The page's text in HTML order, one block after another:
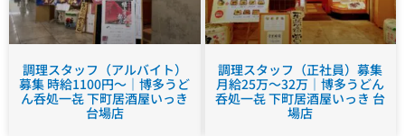
調理スタッフ（アルバイト）
募集 時給1100円～｜博多うど
ん呑処一㐂 下町居酒屋いっき
台場店
調理スタッフ（正社員）募集
月給25万～32万｜博多うどん
呑処一㐂 下町居酒屋いっき 台
場店